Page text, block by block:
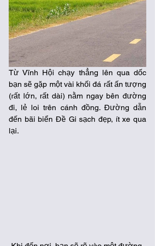
Từ Vĩnh Hội chạy thẳng lên qua dốc
bạn sẽ gặp một vài khối đá rất ấn tượng
(rất lớn, rất dài) nằm ngay bên đường
đi, lẻ loi trên cánh đồng. Đường dẫn
đến bãi biển Đề Gi sạch đẹp, ít xe qua
lại.